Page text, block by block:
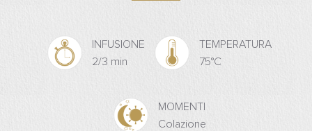
INFUSIONE
2/3 min
TEMPERATURA
75°C
MOMENTI
Colazione